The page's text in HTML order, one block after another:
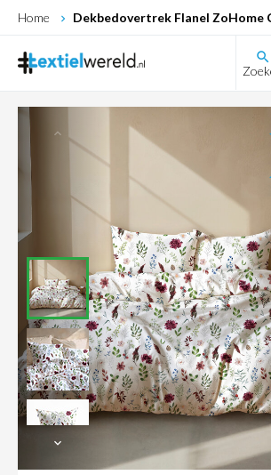
Home Dekbedovertrek Flanel ZoHome